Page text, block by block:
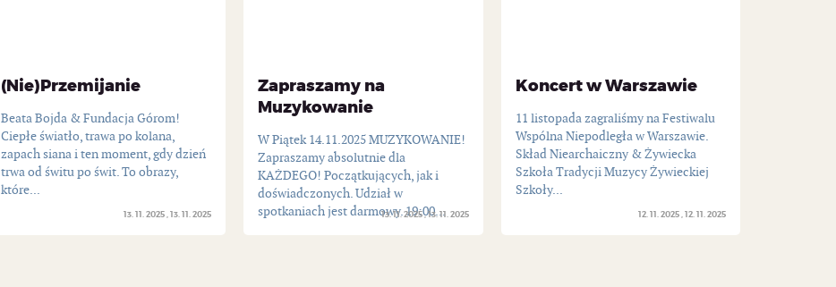
(Nie)Przemijanie
13. 11. 2025 13. 11. 2025
Beata Bojda & Fundacja Górom!
Ciepłe światło, trawa po kolana,
zapach siana i ten moment, gdy dzień
trwa od świtu po świt. To obrazy,
które...
Zapraszamy na
Muzykowanie
13. 11. 2025 13. 11. 2025
W Piątek 14.11.2025 MUZYKOWANIE!
Zapraszamy absolutnie dla
KAŻDEGO! Początkujących, jak i
doświadczonych. Udział w
spotkaniach jest darmowy. 19:00...
Koncert w Warszawie
12. 11. 2025 12. 11. 2025
11 listopada zagraliśmy na Festiwalu
Wspólna Niepodległa w Warszawie.
Skład Niearchaiczny & Żywiecka
Szkoła Tradycji Muzycy Żywieckiej
Szkoły...